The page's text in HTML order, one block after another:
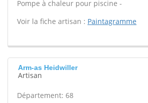
Pompe à chaleur pour piscine -
Voir la fiche artisan : Paintagramme
Arm-as Heidwiller
Artisan
Département: 68